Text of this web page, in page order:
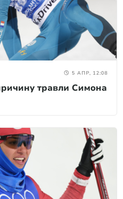
5 АПР, 12:08
травли Симона